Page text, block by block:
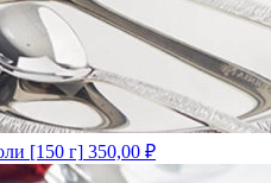
[150 г] 350,00 ₽